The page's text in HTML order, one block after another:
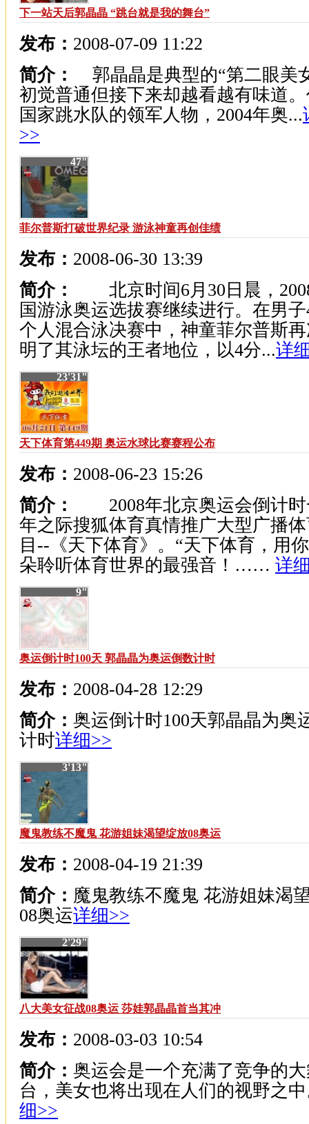
下一站天后郭晶晶 “跳台就是我的舞台”
发布： 2008-07-09 11:22
简介：
郭晶晶是典型的“第二眼美
初觉普通但接下来却越看越有味道
国家跳水队的领军人物，2004年奥...
>>
47"
菲尔普斯打破世界纪录 游泳神童再创佳绩
发布： 2008-06-30 13:39
简介：
北京时间6月30日晨，
国游泳奥运选拔赛继续进行。在男子
个人混合泳决赛中，神童菲尔普斯
明了其泳坛的王者地位，以4分...详
23'31"
天下体育第449期 奥运水球比赛赛程公布
发布： 2008-06-23 15:26
简介：
2008年北京奥运会倒计时
年之际搜狐体育真情推广大型广播
目--《天下体育》。“天下体育，用
朵聆听体育世界的最强音！…… 详
9"
奥运倒计时100天 郭晶晶为奥运倒数计时
发布： 2008-04-28 12:29
简介： 奥运倒计时100天郭晶晶为奥
计时详细>>
3'13"
魔鬼教练不魔鬼 花游姐妹渴望绽放08奥运
发布： 2008-04-19 21:39
简介： 魔鬼教练不魔鬼 花游姐妹渴
08奥运详细>>
2'29"
八大美女征战08奥运 莎娃郭晶晶首当其冲
发布： 2008-03-03 10:54
简介： 奥运会是一个充满了竞争的
台，美女也将出现在人们的视野之
细>>